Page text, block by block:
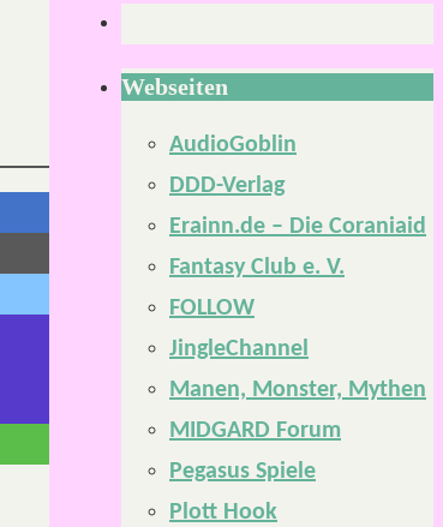
Webseiten
AudioGoblin
DDD-Verlag
Erainn.de – Die Coraniaid
Fantasy Club e. V.
FOLLOW
JingleChannel
Manen, Monster, Mythen
MIDGARD Forum
Pegasus Spiele
Plott Hook